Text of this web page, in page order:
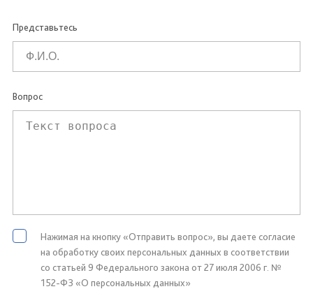
Представьтесь
Вопрос
Нажимая на кнопку «Отправить вопрос», вы даете согласие
на обработку своих персональных данных в соответствии
со статьей 9 Федерального закона от 27 июля 2006 г. №
152-ФЗ «О персональных данных»